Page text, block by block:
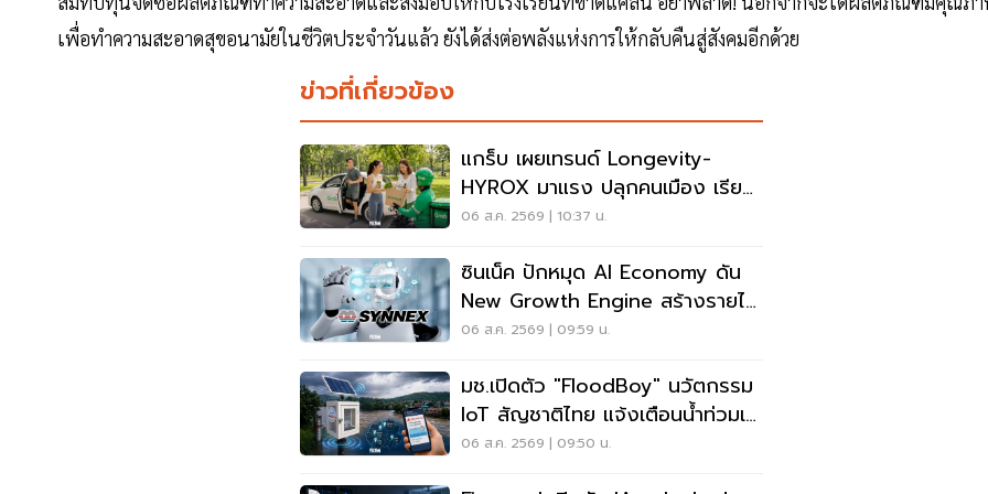
เพื่อทำความสะอาดสุขอนามัยในชีวิตประจำวันแล้ว ยังได้ส่งต่อพลังแห่งการให้กลับคืนสู่สังคมอีกด้วย
ข่าวที่เกี่ยวข้อง
แกร็บ เผยเทรนด์ Longevity-
HYROX มาแรง ปลุกคนเมือง เรียก
รถไปสวนโต 5 เท่า
06 ส.ค. 2569 | 10:37 น.
ซินเน็ค ปักหมุด AI Economy ดัน
New Growth Engine สร้างรายได้
ประจำ
06 ส.ค. 2569 | 09:59 น.
มช.เปิดตัว "FloodBoy" นวัตกรรม
IoT สัญชาติไทย แจ้งเตือนน้ำท่วมเรี
ยลไทม์
06 ส.ค. 2569 | 09:50 น.